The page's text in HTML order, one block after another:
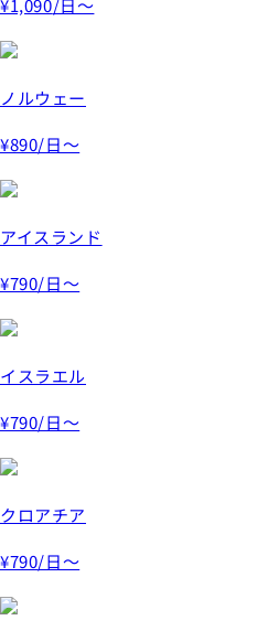
¥1,090/日～
ノルウェー
¥890/日～
アイスランド
¥790/日～
イスラエル
¥790/日～
クロアチア
¥790/日～